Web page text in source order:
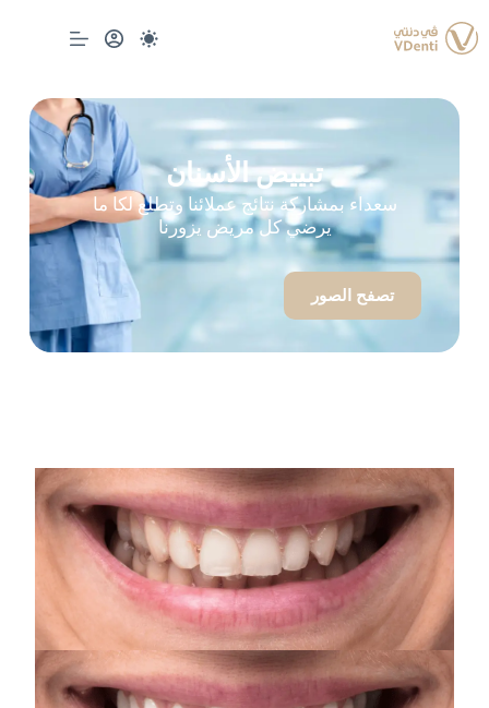
تبييض الأسنان
سعداء بمشاركة نتائج عملائنا وتطلع لكا ما
يرضي كل مريض يزورنا
تصفح الصور